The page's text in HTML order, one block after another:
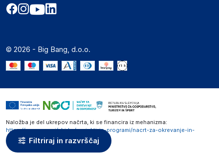
Filtriraj in razvrščaj
Akt o digitalnih storitvah
Marketplace za partnerje
Novosti
Zavarovanje izdelkov
Kako oddati naročilo?
© 2026 - Big Bang, d.o.o.
Naložba je del ukrepov načrta, ki se financira iz mehanizma:
https://www.gov.si/zbirke/projekti-in-programi/nacrt-za-okrevanje-in-
odpornost